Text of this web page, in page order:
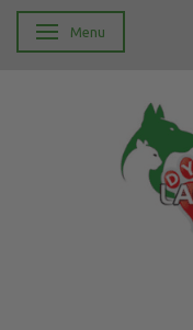
Skifte navigation
Menu